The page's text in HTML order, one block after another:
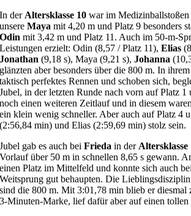
In der Altersklasse 10 war im
unsereMaya mit 4,20 m und Platz 9 besonders
Odin mit 3,42 m und Platz 11. Auch im 50-m-
Leistungen erzielt: Odin (8,57 / Platz 11),Elias
Jonathan (9,18 s), Maya (9,21 s),Johanna
glänzten aber besonders über die 800 m. In
taktisch perfektes Rennen und schoben sich,
Jubel, in der letzten Runde nach vorn auf Platz 1
noch einen weiteren Zeitlauf und in diesem
ein klein wenig schneller. Aber auch auf Platz 4
(2:56,84 min) und Elias (2:59,69 min) stolz sein.
Jubel gab es auch beiFrieda in der Altersklasse
Vorlauf über 50 m in schnellen 8,65 s gewann.
einen Platz im Mittelfeld und konnte sich auch
Weitsprung gut behaupten. Die
sind die 800 m. Mit 3:01,78 min blieb er diesmal
3-Minuten-Marke, lief dafür aber auf einen tollen